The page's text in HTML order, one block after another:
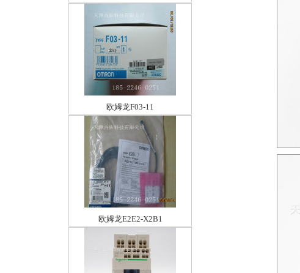
欧姆龙F03-11
欧姆龙E2E2-X2B1